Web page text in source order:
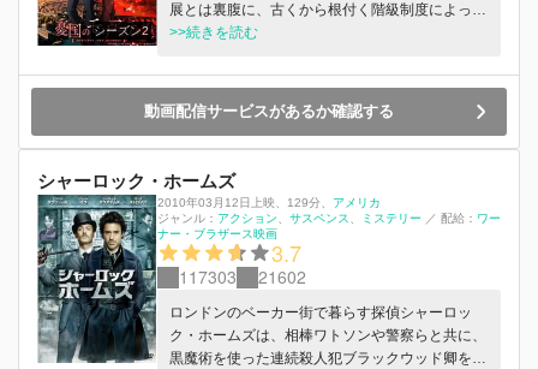
シーズン2
展とは裏腹に、古くから根付く階級制度によっ
て、人口の3％にも満たない貴族たちが国を支配
族。明日の暮らしもままならないアンダークラ
ス。人々は生まれながらに決められた階級に縛ら
れて生きている。ウィリアム・ジェームズ・モリ
アーティは、そんな腐敗した階級制度を打ち砕
き、理想の国を作り上げるために動き出す。シャ
ーロック・ホームズすら翻弄した“犯罪卿”モリア
ーティ。犯罪による革命が、世界を変える--
>>続きを読む
動画配信サービスがあるか確認する
シャーロック・ホームズ
2010年03月12日上映、 129分、 アメリカ
ジャンル： アクション サスペンス ミステリー ／ 配給： ワー
ナー・ブラザース映画
3.7
117303 21602
ロンドンのベーカー街で暮らす探偵シャーロッ
ク・ホームズは、相棒ワトソンや警察らと共に、
黒魔術を使った連続殺人犯ブラックウッド卿を逮